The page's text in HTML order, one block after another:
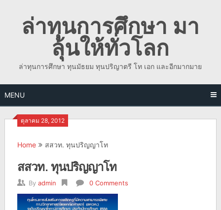
contentล่าทุนการศึกษา มา
ลุ้นให้ทั่วโลก
ล่าทุนการศึกษา ทุนมัธยม ทุนปริญาตรี โท เอก และอีกมากมาย
MENU
ตุลาคม 28, 2012
Home สสวท. ทุนปริญญาโท
สสวท. ทุนปริญญาโท
By admin 0 Comments